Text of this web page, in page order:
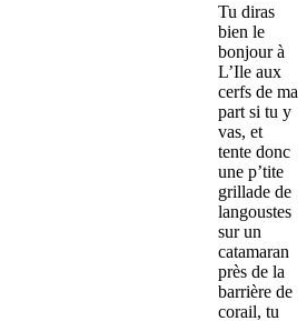
Tu diras
bien le
bonjour à
L’Ile aux
cerfs de ma
part si tu y
vas, et
tente donc
une p’tite
grillade de
langoustes
sur un
catamaran
près de la
barrière de
corail, tu